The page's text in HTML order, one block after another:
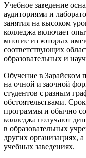
Учебное заведение
аудиториями и
занятия на высоком
колледжа включает
многие из которых
соответствующих
образовательных и
Обучение в Зарайском
на очной и заочной
студентов с разным
обстоятельствами.
программы и обычно
колледжа получают
в образовательных
других организациях,
учебных заведениях.